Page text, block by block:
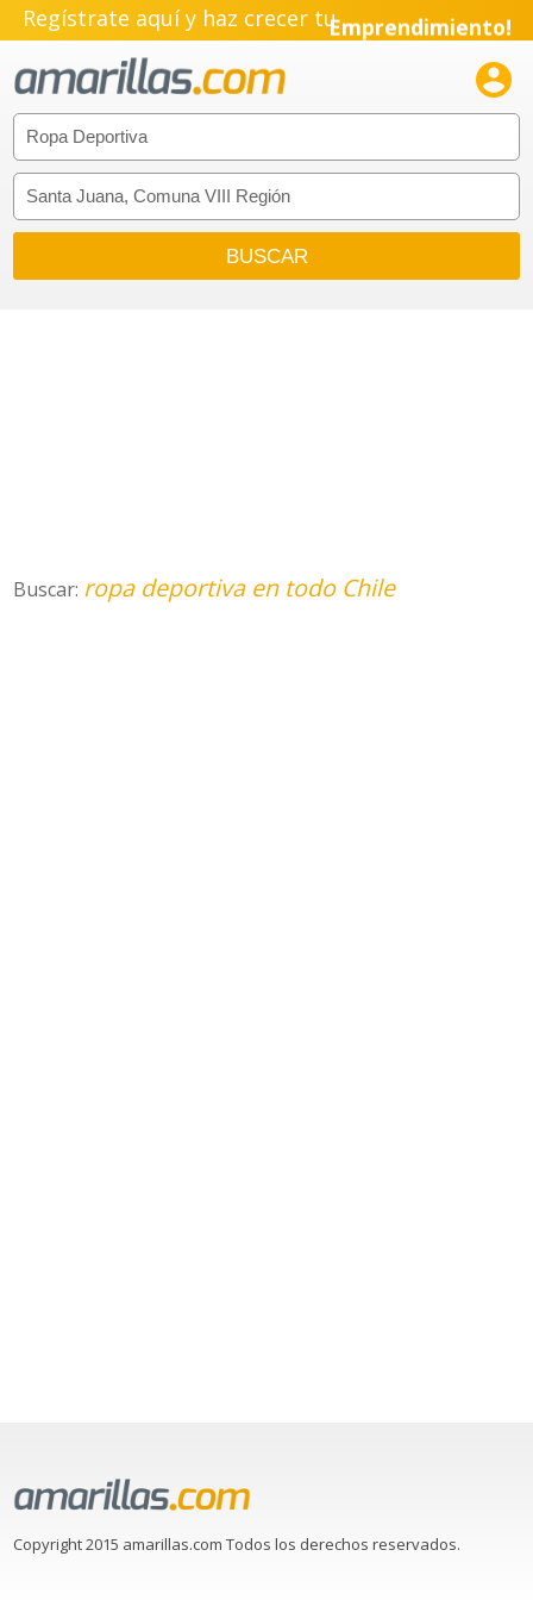
Regístrate aquí y haz crecer tuEmprendimiento!

Buscar: ropa deportiva en todo Chile
Copyright 2015 amarillas.com Todos los derechos reservados.